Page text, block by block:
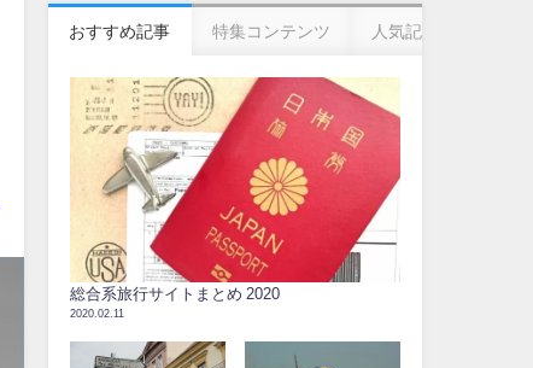
おすすめ記事 特集コンテンツ 人気記事
総合系旅行サイトまとめ 2020
2020.02.11